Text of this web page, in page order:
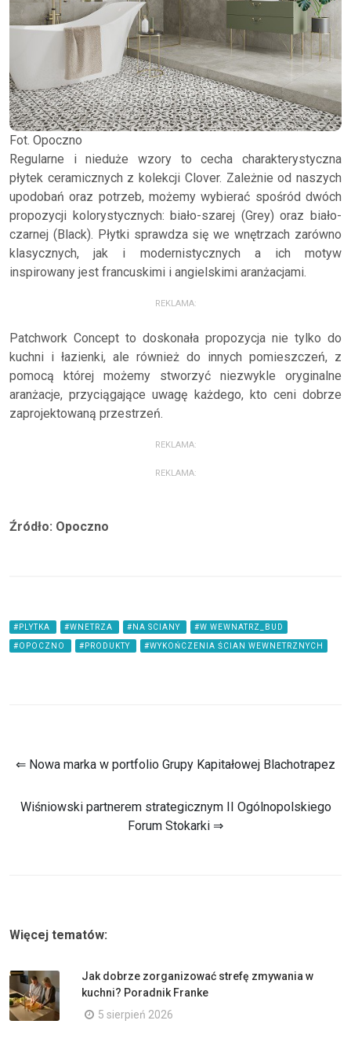
Fot. Opoczno
Regularne i nieduże wzory to cecha charakterystyczna
płytek ceramicznych z kolekcji Clover. Zależnie od naszych
upodobań oraz potrzeb, możemy wybierać spośród dwóch
propozycji kolorystycznych: biało-szarej (Grey) oraz biało-
czarnej (Black). Płytki sprawdza się we wnętrzach zarówno
klasycznych, jak i modernistycznych a ich motyw
inspirowany jest francuskimi i angielskimi aranżacjami.
REKLAMA:
Patchwork Concept to doskonała propozycja nie tylko do
kuchni i łazienki, ale również do innych pomieszczeń, z
pomocą której możemy stworzyć niezwykle oryginalne
aranżacje, przyciągające uwagę każdego, kto ceni dobrze
zaprojektowaną przestrzeń.
REKLAMA:
REKLAMA:
Źródło: Opoczno
#PLYTKA #WNETRZA #NA SCIANY #W WEWNATRZ_BUD
#OPOCZNO #PRODUKTY #WYKOŃCZENIA ŚCIAN WEWNETRZNYCH
⇐ Nowa marka w portfolio Grupy Kapitałowej Blachotrapez
Wiśniowski partnerem strategicznym II Ogólnopolskiego
Forum Stokarki ⇒
Więcej tematów:
Jak dobrze zorganizować strefę zmywania w
kuchni? Poradnik Franke
5 sierpień 2026